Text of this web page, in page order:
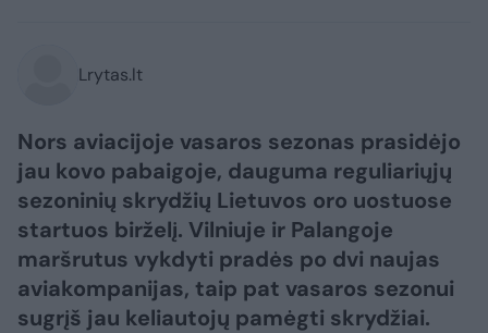
Lrytas.lt
Nors aviacijoje vasaros sezonas prasidėjo
jau kovo pabaigoje, dauguma reguliariųjų
sezoninių skrydžių Lietuvos oro uostuose
startuos birželį. Vilniuje ir Palangoje
maršrutus vykdyti pradės po dvi naujas
aviakompanijas, taip pat vasaros sezonui
sugrįš jau keliautojų pamėgti skrydžiai.